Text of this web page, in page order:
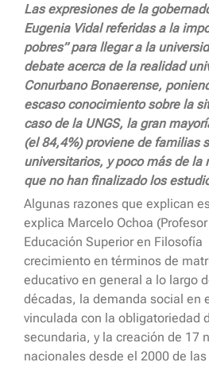
Las expresiones de la
Eugenia Vidal referidas a la
pobres” para llegar a la
debate acerca de la realidad
Conurbano Bonaerense,
escaso conocimiento sobre la
caso de la UNGS, la gran
(el 84,4%) proviene de familias
universitarios, y poco más de la
que no han finalizado los
Algunas razones que explican
explica Marcelo Ochoa
Educación Superior en Filosofía
crecimiento en términos de
educativo en general a lo largo
décadas, la demanda social en
vinculada con la obligatoriedad
secundaria, y la creación de 17
nacionales desde el 2000 de